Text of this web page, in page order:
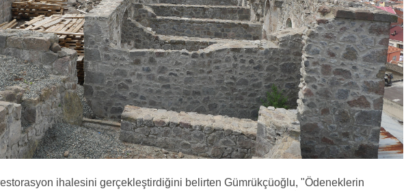
ihalesini gerçekleştirdiğini belirten Gümrükçüoğlu, "Ödeneklerin